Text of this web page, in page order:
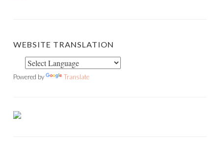
WEBSITE TRANSLATION
Powered by Translate